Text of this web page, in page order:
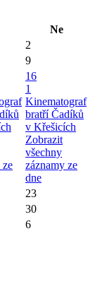
Ne
2
9
ze
16
1
Kinematograf
bratří Čadíků
v Křešicích
Zobrazit
všechny
záznamy ze
dne
23
30
6